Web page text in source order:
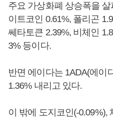
주요 가상화폐 상승폭을
이트코인 0.61%, 폴리곤
쎄타토큰 2.39%, 비체인
3% 등이다.
반면 에이다는 1ADA(에이
1.36% 내리고 있다.
이 밖에 도지코인(-0.09%),